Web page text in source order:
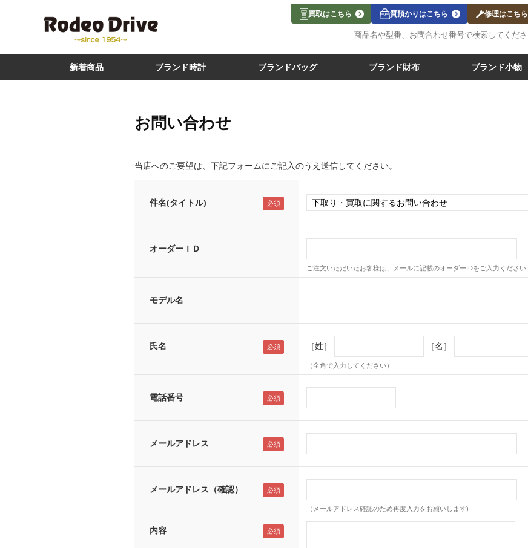
買取はこちら 質預かりはこちら 修理はこちら
新着商品 ブランド時計 ブランドバッグ ブランド財布 ブランド小物
お問い合わせ
当店へのご要望は、下記フォームにご記入のうえ送信してください。
件名(タイトル)
オーダーＩＤ
ご注文いただいたお客様は、メールに記載のオーダーIDをご入力ください
モデル名
氏名 ［姓］ ［名］
（全角で入力してください）
電話番号
メールアドレス
メールアドレス（確認）
（メールアドレス確認のため再度入力をお願いします)
内容